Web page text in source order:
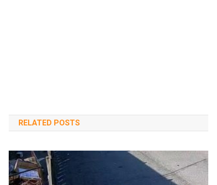
RELATED POSTS